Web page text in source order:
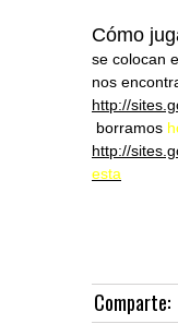
Cómo
se colocan
nos
http://
borramos
http://
esta
Comparte: